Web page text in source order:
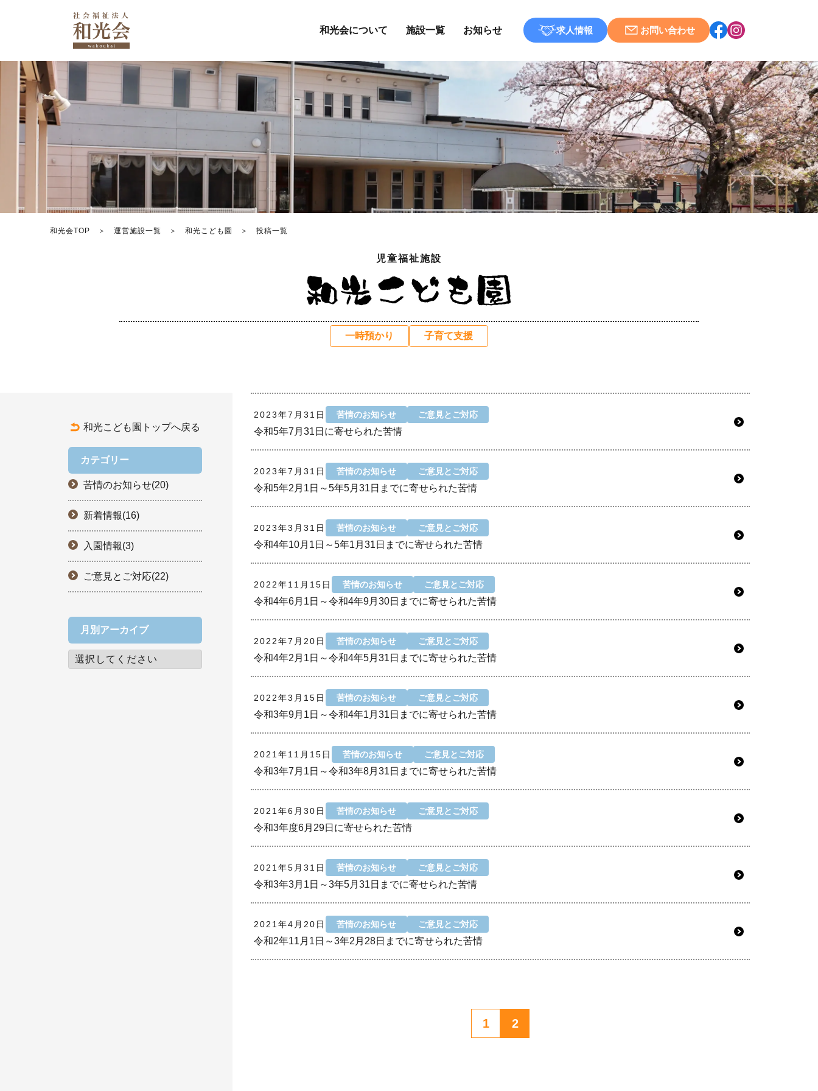
和光会について 施設一覧 お知らせ 求人情報 お問い合わせ
和光会TOP 運営施設一覧 和光こども園 投稿一覧
児童福祉施設
一時預かり 子育て支援
和光こども園トップへ戻る
カテゴリー
苦情のお知らせ(20)
新着情報(16)
入園情報(3)
ご意見とご対応(22)
月別アーカイブ
2023年7月31日 苦情のお知らせ ご意見とご対応
令和5年7月31日に寄せられた苦情
2023年7月31日 苦情のお知らせ ご意見とご対応
令和5年2月1日～5年5月31日までに寄せられた苦情
2023年3月31日 苦情のお知らせ ご意見とご対応
令和4年10月1日～5年1月31日までに寄せられた苦情
2022年11月15日 苦情のお知らせ ご意見とご対応
令和4年6月1日～令和4年9月30日までに寄せられた苦情
2022年7月20日 苦情のお知らせ ご意見とご対応
令和4年2月1日～令和4年5月31日までに寄せられた苦情
2022年3月15日 苦情のお知らせ ご意見とご対応
令和3年9月1日～令和4年1月31日までに寄せられた苦情
2021年11月15日 苦情のお知らせ ご意見とご対応
令和3年7月1日～令和3年8月31日までに寄せられた苦情
2021年6月30日 苦情のお知らせ ご意見とご対応
令和3年度6月29日に寄せられた苦情
2021年5月31日 苦情のお知らせ ご意見とご対応
令和3年3月1日～3年5月31日までに寄せられた苦情
2021年4月20日 苦情のお知らせ ご意見とご対応
令和2年11月1日～3年2月28日までに寄せられた苦情
1 2